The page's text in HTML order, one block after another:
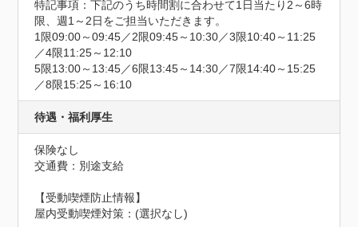
特記事項：下記のうち時間割に合わせて1日当たり2～6時
限、週1～2日をご担当いただきます。
1限09:00～09:45／2限09:45～10:30／3限10:40～11:25
／4限11:25～12:10
5限13:00～13:45／6限13:45～14:30／7限14:40～15:25
／8限15:25～16:10
待遇・福利厚生
保険なし
交通費：別途支給
【受動喫煙防止情報】
屋内受動喫煙対策：(選択なし)